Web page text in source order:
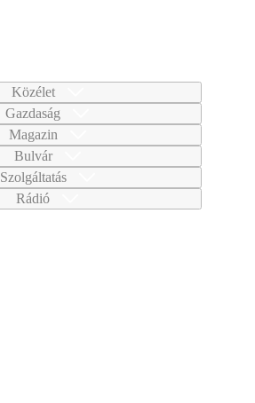
Közélet
Gazdaság
Magazin
Bulvár
Szolgáltatás
Rádió